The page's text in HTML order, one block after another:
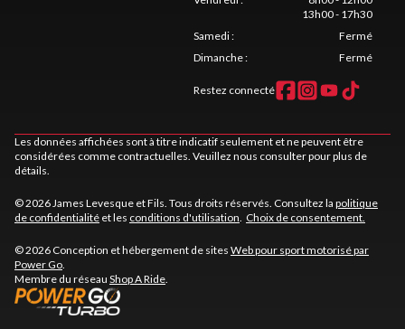
13h00 - 17h30
Samedi:
Fermé
Dimanche: Fermé
Restez connecté
Les données affichées sont à titre indicatif seulement et ne peuvent être
considérées comme contractuelles. Veuillez nous consulter pour plus de
détails.
© 2026 James Levesque et Fils. Tous droits réservés. Consultez la politique
de confidentialité et les conditions d'utilisation Choix de consentement.
© 2026 Conception et hébergement de sites Web pour sport motorisé par
Power Go
Membre du réseau Shop A Ride